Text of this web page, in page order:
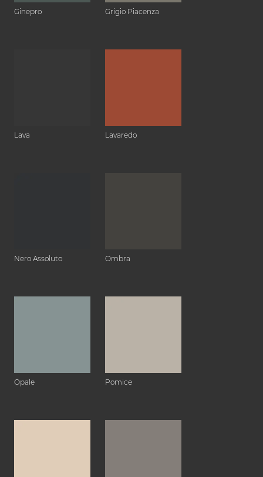
Ginepro Grigio Piacenza
Lava Lavaredo
Nero Assoluto Ombra
Opale Pomice